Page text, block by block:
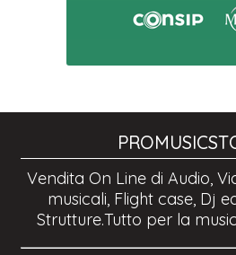
Vendita On Line di Audio,
musicali, Flight case, Dj
Strutture.Tutto per la